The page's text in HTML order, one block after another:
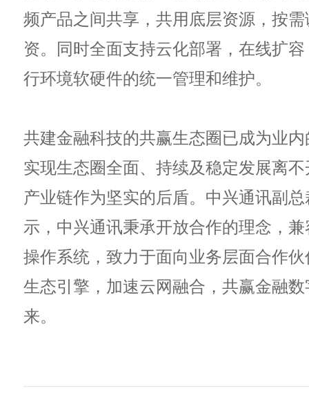
频产品之间共享，共用底层资源，按
资。同时全面支持云化部署，在线扩
行环境软硬件的统一管理和维护。
共建金融科技的共赢生态圈已成为业
实现生态圈全面、持续及稳定发展离
产业链作为坚实的后盾。中兴通讯副
示，中兴通讯秉承开放合作的理念，
操作系统，致力于面向业务层面合作
生态引擎，加速云网融合，共赢金融
来。